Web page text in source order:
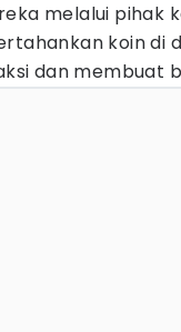
melalui pihak
koin di
dan membuat